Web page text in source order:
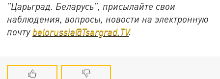
"Царьград. Беларусь", присылайте свои
наблюдения, вопросы, новости на электронную
почту belorussia@Tsargrad.TV.